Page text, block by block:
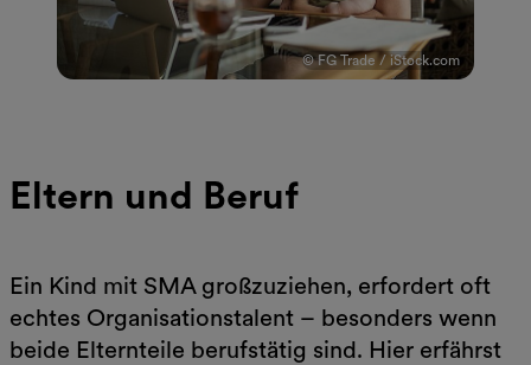
© FG Trade / iStock.com
Eltern und Beruf
Ein Kind mit SMA großzuziehen, erfordert oft
echtes Organisationstalent – besonders wenn
beide Elternteile berufstätig sind. Hier erfährst